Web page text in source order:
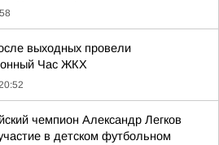
выходных провели
Час ЖКХ
чемпион Александр Легков
в детском футбольном